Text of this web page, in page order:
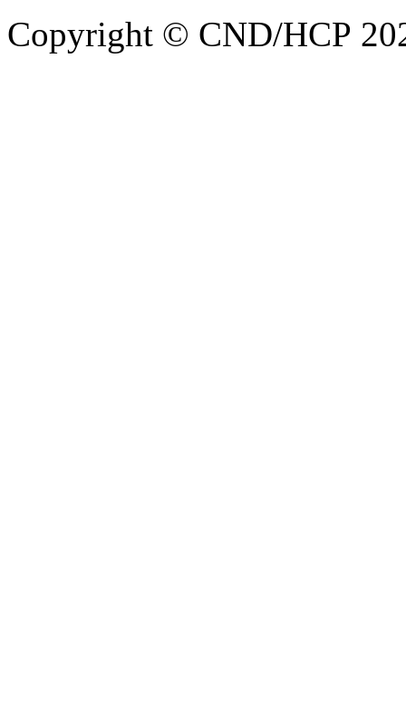
Copyright © CND/HCP